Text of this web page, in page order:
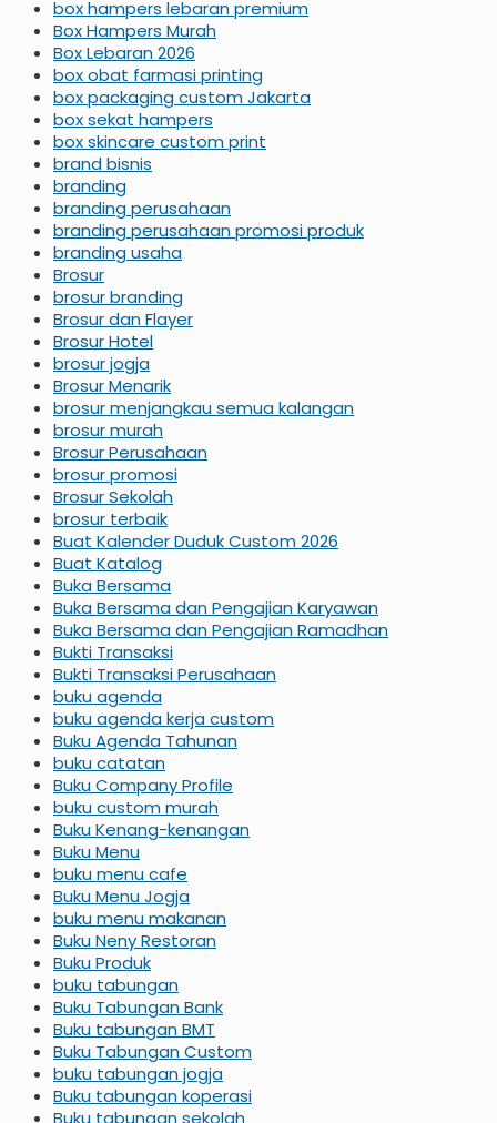
box hampers lebaran premium
Box Hampers Murah
Box Lebaran 2026
box obat farmasi printing
box packaging custom Jakarta
box sekat hampers
box skincare custom print
brand bisnis
branding
branding perusahaan
branding perusahaan promosi produk
branding usaha
Brosur
brosur branding
Brosur dan Flayer
Brosur Hotel
brosur jogja
Brosur Menarik
brosur menjangkau semua kalangan
brosur murah
Brosur Perusahaan
brosur promosi
Brosur Sekolah
brosur terbaik
Buat Kalender Duduk Custom 2026
Buat Katalog
Buka Bersama
Buka Bersama dan Pengajian Karyawan
Buka Bersama dan Pengajian Ramadhan
Bukti Transaksi
Bukti Transaksi Perusahaan
buku agenda
buku agenda kerja custom
Buku Agenda Tahunan
buku catatan
Buku Company Profile
buku custom murah
Buku Kenang-kenangan
Buku Menu
buku menu cafe
Buku Menu Jogja
buku menu makanan
Buku Neny Restoran
Buku Produk
buku tabungan
Buku Tabungan Bank
Buku tabungan BMT
Buku Tabungan Custom
buku tabungan jogja
Buku tabungan koperasi
Buku tabungan sekolah